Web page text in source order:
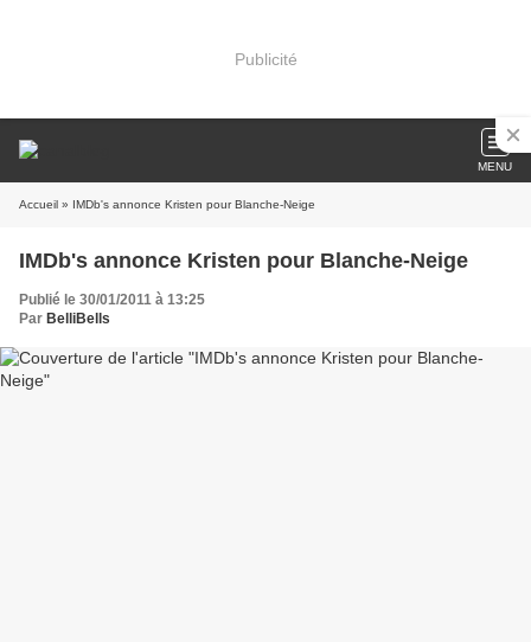
Publicité
MENU
Accueil » IMDb's annonce Kristen pour Blanche-Neige
IMDb's annonce Kristen pour Blanche-Neige
Publié le 30/01/2011 à 13:25
Par BelliBells